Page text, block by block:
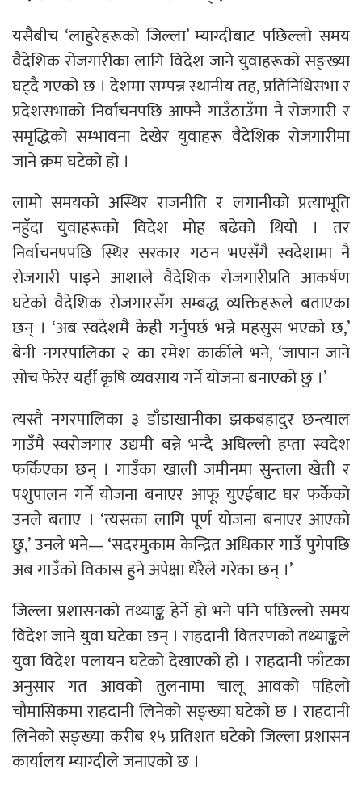
यसैबीच ‘लाहुरेहरूको जिल्ला’ म्याग्दीबाट पछिल्लो समय
वैदेशिक रोजगारीका लागि विदेश जाने युवाहरूको सङ्ख्या
घट्दै गएको छ । देशमा सम्पन्न स्थानीय तह, प्रतिनिधिसभा र
प्रदेशसभाको निर्वाचनपछि आफ्नै गाउँठाउँमा नै रोजगारी र
समृद्धिको सम्भावना देखेर युवाहरू वैदेशिक रोजगारीमा
जाने क्रम घटेको हो ।
लामो समयको अस्थिर राजनीति र लगानीको प्रत्याभूति
नहुँदा युवाहरूको विदेश मोह बढेको थियो । तर
निर्वाचनपपछि स्थिर सरकार गठन भएसँगै स्वदेशामा नै
रोजगारी पाइने आशाले वैदेशिक रोजगारीप्रति आकर्षण
घटेको वैदेशिक रोजगारसँग सम्बद्ध व्यक्तिहरूले बताएका
छन् । ‘अब स्वदेशमै केही गर्नुपर्छ भन्ने महसुस भएको छ,’
बेनी नगरपालिका २ का रमेश कार्कीले भने, ‘जापान जाने
सोच फेरेर यहीँ कृषि व्यवसाय गर्ने योजना बनाएको छु ।’
त्यस्तै नगरपालिका ३ डाँडाखानीका झकबहादुर छन्त्याल
गाउँमै स्वरोजगार उद्यमी बन्ने भन्दै अघिल्लो हप्ता स्वदेश
फर्किएका छन् । गाउँका खाली जमीनमा सुन्तला खेती र
पशुपालन गर्ने योजना बनाएर आफू युएईबाट घर फर्केको
उनले बताए । ‘त्यसका लागि पूर्ण योजना बनाएर आएको
छु,’ उनले भने— ‘सदरमुकाम केन्द्रित अधिकार गाउँ पुगेपछि
अब गाउँको विकास हुने अपेक्षा धेरैले गरेका छन् ।’
जिल्ला प्रशासनको तथ्याङ्क हेर्ने हो भने पनि पछिल्लो समय
विदेश जाने युवा घटेका छन् । राहदानी वितरणको तथ्याङ्कले
युवा विदेश पलायन घटेको देखाएको हो । राहदानी फाँटका
अनुसार गत आवको तुलनामा चालू आवको पहिलो
चौमासिकमा राहदानी लिनेको सङ्ख्या घटेको छ । राहदानी
लिनेको सङ्ख्या करीब १५ प्रतिशत घटेको जिल्ला प्रशासन
कार्यालय म्याग्दीले जनाएको छ ।